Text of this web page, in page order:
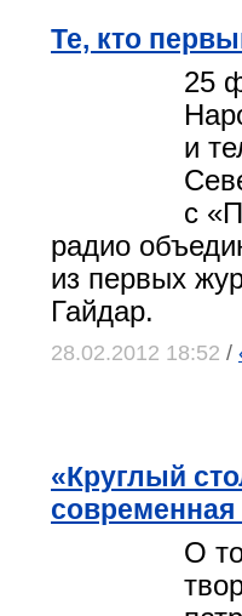
Те, кто
25
и
с
радио
из первых
Гайдар.
28.02.2012 18:52 /
«Круглый
О